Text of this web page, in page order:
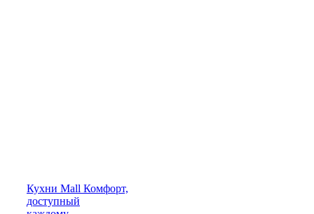
Кухни Mall Комфорт,
доступный